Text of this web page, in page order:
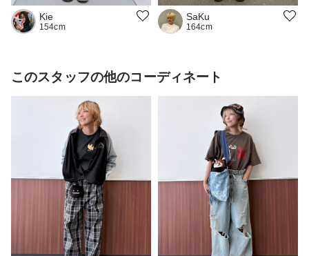
Kie
154cm
SaKu
164cm
このスタッフの他のコーディネート